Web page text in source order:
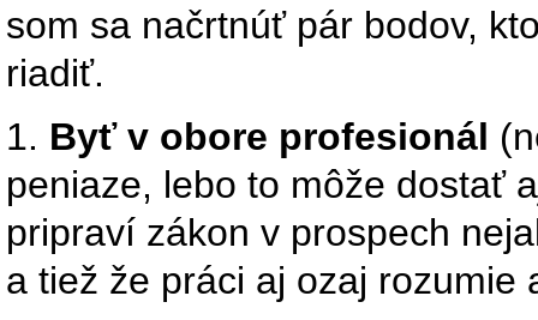
som sa načrtnúť pár bodov,
riadiť.
1. Byť v obore profesionál
peniaze, lebo to môže dostať
pripraví zákon v prospech
a tiež že práci aj ozaj rozumie